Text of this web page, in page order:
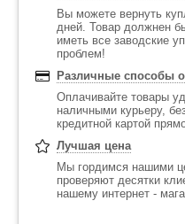
Вы можете вернуть
дней. Товар должнен
иметь все заводские
проблем!
Различные способы
Оплачивайте товары
наличными курьеру,
кредитной картой
Лучшая цена
Мы гордимся нашими
проверяют десятки
нашему интернет -